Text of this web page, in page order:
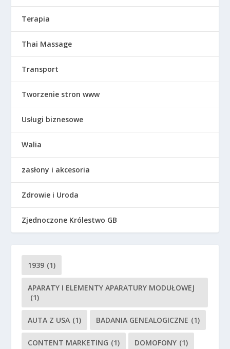
Terapia
Thai Massage
Transport
Tworzenie stron www
Usługi biznesowe
Walia
zasłony i akcesoria
Zdrowie i Uroda
Zjednoczone Królestwo GB
1939 (1)
APARATY I ELEMENTY APARATURY MODUŁOWEJ
(1)
AUTA Z USA (1) BADANIA GENEALOGICZNE (1)
CONTENT MARKETING (1) DOMOFONY (1)